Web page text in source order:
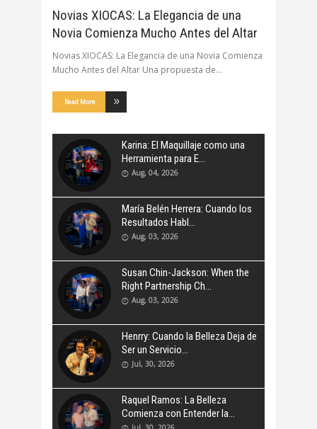
Novias XIOCAS: La Elegancia de una
Novia Comienza Mucho Antes del Altar
Novias XIOCAS: La Elegancia de una Novia Comienza
Mucho Antes del Altar Una propuesta de
Read More
Karina: El Maquillaje como una
Herramienta para E
Aug, 04, 2026
María Belén Herrera: Cuando los
Resultados Habl
Aug, 03, 2026
Susan Chin-Jackson: When the
Right Partnership Ch
Aug, 03, 2026
Henrry: Cuando la Belleza Deja de
Ser un Servicio
Jul, 30, 2026
Raquel Ramos: La Belleza
Comienza con Entender la